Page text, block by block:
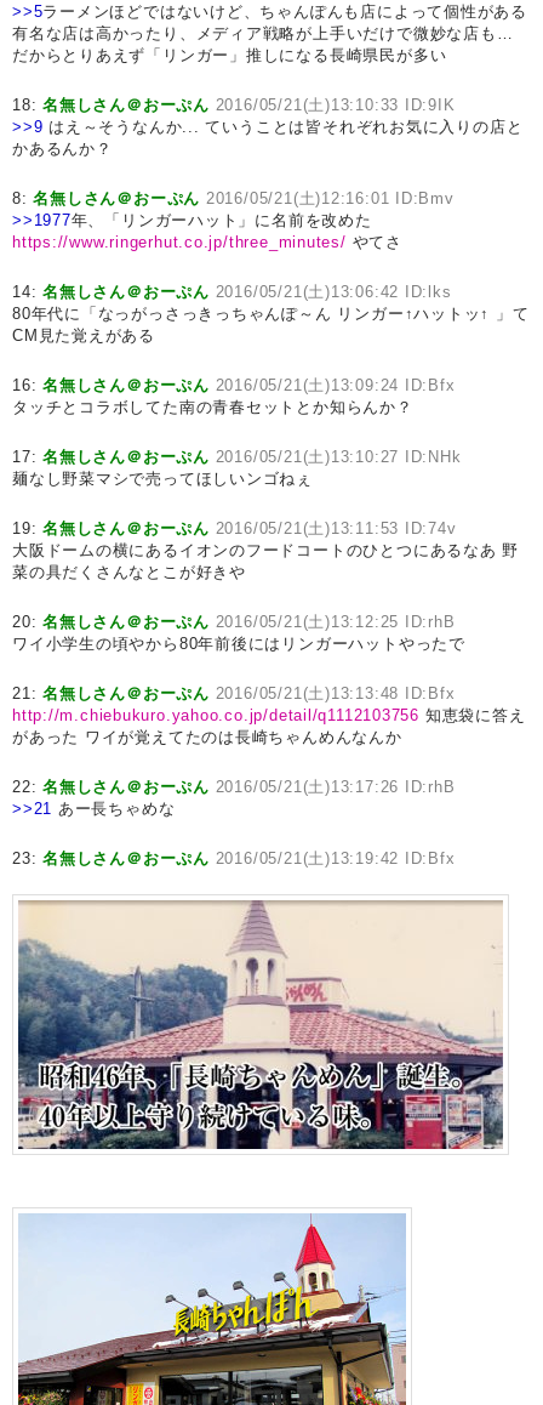
>>5ラーメンほどではないけど、ちゃんぽんも店によって個性がある
有名な店は高かったり、メディア戦略が上手いだけで微妙な店も…
だからとりあえず「リンガー」推しになる長崎県民が多い
18:名無しさん＠おーぷん 2016/05/21(土)13:10:33 ID:9IK
>>9 はえ～そうなんか... ていうことは皆それぞれお気に入りの店と
かあるんか？
8:名無しさん＠おーぷん 2016/05/21(土)12:16:01 ID:Bmv
>>1977年、「リンガーハット」に名前を改めた
https://www.ringerhut.co.jp/three_minutes/ やてさ
14:名無しさん＠おーぷん 2016/05/21(土)13:06:42 ID:lks
80年代に「なっがっさっきっちゃんぽ～ん リンガー↑ハットッ↑ 」て
CM見た覚えがある
16:名無しさん＠おーぷん 2016/05/21(土)13:09:24 ID:Bfx
タッチとコラボしてた南の青春セットとか知らんか？
17:名無しさん＠おーぷん 2016/05/21(土)13:10:27 ID:NHk
麺なし野菜マシで売ってほしいンゴねぇ
19:名無しさん＠おーぷん 2016/05/21(土)13:11:53 ID:74v
大阪ドームの横にあるイオンのフードコートのひとつにあるなあ 野
菜の具だくさんなとこが好きや
20:名無しさん＠おーぷん 2016/05/21(土)13:12:25 ID:rhB
ワイ小学生の頃やから80年前後にはリンガーハットやったで
21:名無しさん＠おーぷん 2016/05/21(土)13:13:48 ID:Bfx
http://m.chiebukuro.yahoo.co.jp/detail/q1112103756 知恵袋に答え
があった ワイが覚えてたのは長崎ちゃんめんなんか
22:名無しさん＠おーぷん 2016/05/21(土)13:17:26 ID:rhB
>>21 あー長ちゃめな
23:名無しさん＠おーぷん 2016/05/21(土)13:19:42 ID:Bfx